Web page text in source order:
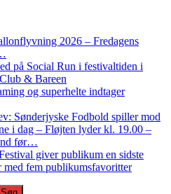
2026 – Fredagens
på Social Run i festivaltiden i
& Bareen
og superhelte indtager
Sønderjyske Fodbold spiller mod
i dag – Fløjten lyder kl. 19.00 –
før…
giver publikum en sidste
med fem publikumsfavoritter